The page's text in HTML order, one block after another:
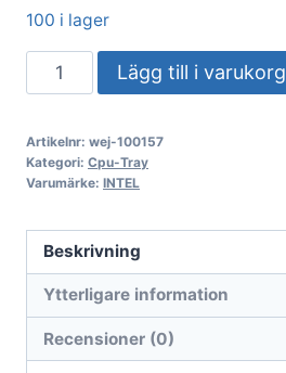
100 i lager
Intel
Core
processor
med
i5-
13600KF,
3,50
24
Lägg till i varukorg
Artikelnr: wej-100157
Kategori: Cpu-Tray
Varumärke: INTEL
Beskrivning
Ytterligare information
Recensioner (0)